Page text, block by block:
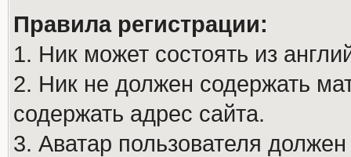
Правила регистрации:
1. Ник может состоять из
2. Ник не должен содержать
содержать адрес сайта.
3. Аватар пользователя